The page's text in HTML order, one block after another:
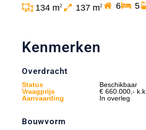
134 m2 137 m2 6 5
Kenmerken
Overdracht
Status
Beschikbaar
Vraagprijs
€ 660.000,- k.k.
Aanvaarding
In overleg
Bouwvorm